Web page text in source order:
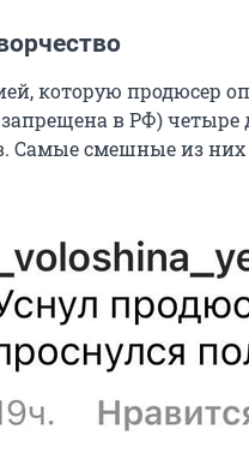
которую продюсер
запрещена в РФ)
Самые смешные из них